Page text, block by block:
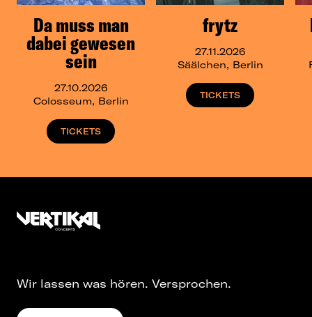
Da muss man
dabei gewesen
sein
27.10.2026
Colosseum, Berlin
TICKETS
frytz
27.11.2026
Säälchen, Berlin
TICKETS
Wir lassen was hören. Versprochen.